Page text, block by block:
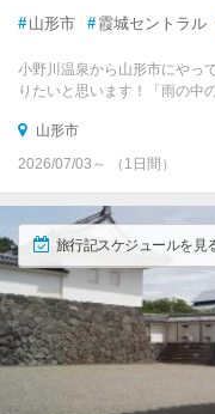
# 山形市 # 霞城セントラル
小野川温泉から山形市にやっ
りたいと思います！「雨の中
山形市
2026/07/03～ （1日間）
旅行記スケジュールを見